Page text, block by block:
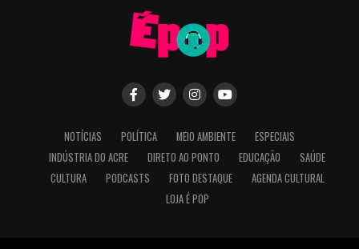
NOTÍCIAS POLÍTICA MEIO AMBIENTE
ESPECIAIS
INDÚSTRIA DO ACRE
DIRETO AO PONTO EDUCAÇÃO
SAÚDE
CULTURA
PODCASTS FOTO DESTAQUE
AGENDA CULTURAL
LOJA É POP